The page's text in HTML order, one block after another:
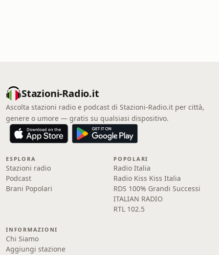
Stazioni-Radio.it
Ascolta stazioni radio e podcast di Stazioni-Radio.it per città,
genere o umore — gratis su qualsiasi dispositivo.
ESPLORA
Stazioni radio
Podcast
Brani Popolari
POPOLARI
Radio Italia
Radio Kiss Kiss Italia
RDS 100% Grandi Successi
ITALIAN RADIO
RTL 102.5
INFORMAZIONI
Chi Siamo
Aggiungi stazione